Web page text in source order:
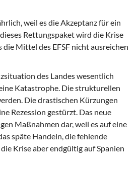
weil es die Akzeptanz für ein
Rettungspaket wird die Krise
Mittel des EFSF nicht ausreichen
des Landes wesentlich
Katastrophe. Die strukturellen
Die drastischen Kürzungen
Rezession gestürzt. Das neue
Maßnahmen dar, weil es auf eine
späte Handeln, die fehlende
Krise aber endgültig auf Spanien